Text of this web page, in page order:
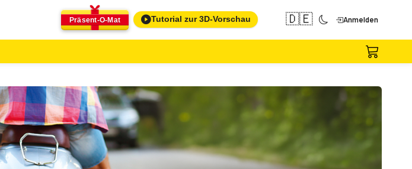
Präsent-O-Mat Tutorial zur 3D-Vorschau 🇩🇪 Anmelden